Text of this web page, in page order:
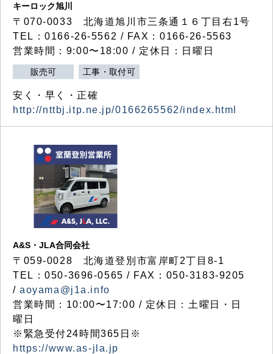
キーロック旭川
〒070-0033 北海道旭川市三条通１６丁目右1号
TEL：0166-26-5562 / FAX：0166-26-5563
営業時間：9:00〜18:00 / 定休日：日曜日
販売可 工事・取付可
安く・早く・正確
http://nttbj.itp.ne.jp/0166265562/index.html
A&S・JLA合同会社
〒 059-0028 北海道登別市富岸町2丁目 8-1
TEL：050-3696-0565 / FAX：050-3183-9205
/aoyama@j1a.info
営業時間：10:00〜17:00 / 定休日：土曜日・日
曜日
※緊急受付24時間365日※
https://www.as-jla.jp